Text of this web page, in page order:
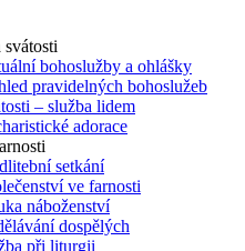
bohoslužby a ohlášky
pravidelných bohoslužeb
– služba lidem
adorace
setkání
ve farnosti
náboženství
dospělých
při liturgii